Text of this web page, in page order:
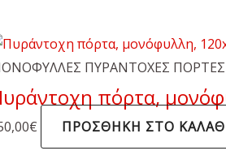
ΠΥΡΑΝΤΟΧΕΣ
πόρτα,
€ ΠΡΟΣΘΉΚΗ ΣΤΟ